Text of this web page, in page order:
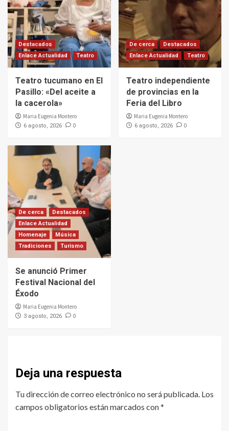
Destacados
Enlace Actualidad
Teatro
Teatro tucumano en El
Pasillo: «Del aceite a
la cacerola»
Maria Eugenia Montero
6 agosto, 2026 0
De cerca
Destacados
Enlace Actualidad
Teatro
Teatro independiente
de provincias en la
Feria del Libro
Maria Eugenia Montero
6 agosto, 2026 0
De cerca
Destacados
Enlace Actualidad
Homenaje
Música
Tradiciones
Turismo
Se anunció Primer
Festival Nacional del
Éxodo
Maria Eugenia Montero
3 agosto, 2026 0
Deja una respuesta
Tu dirección de correo electrónico no será publicada. Los
campos obligatorios están marcados con*